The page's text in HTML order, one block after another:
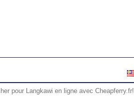
pour Langkawi en ligne avec Cheapferry.fr!